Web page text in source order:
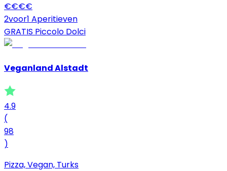
€€€€
2voor1 Aperitieven
GRATIS Piccolo Dolci
Veganland Alstadt
4.9
(
98
)
Pizza, Vegan, Turks